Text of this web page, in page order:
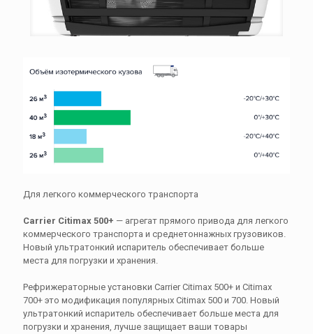
Для легкого коммерческого транспорта
Carrier Citimax 500+ — агрегат прямого привода для легкого
коммерческого транспорта и среднетоннажных грузовиков.
Новый ультратонкий испаритель обеспечивает больше
места для погрузки и хранения.
Рефрижераторные установки Carrier Citimax 500+ и Citimax
700+ это модификация популярных Citimax 500 и 700. Новый
ультратонкий испаритель обеспечивает больше места для
погрузки и хранения, лучше защищает ваши товары